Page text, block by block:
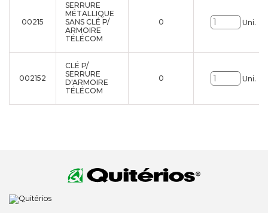
00215
SERRURE
MÉTALLIQUE
SANS CLÉ P/
ARMOIRE
TÉLÉCOM
0 Uni.
002152
CLÉ P/
SERRURE
D'ARMOIRE
TÉLÉCOM
0 Uni.